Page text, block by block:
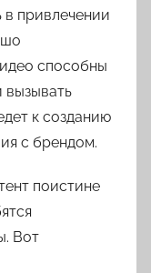
в привлечении
способны
вызывать
к созданию
с брендом.
поистине
Вот